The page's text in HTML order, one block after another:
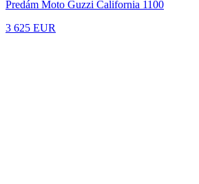
Predám Moto Guzzi California 1100
3 625 EUR